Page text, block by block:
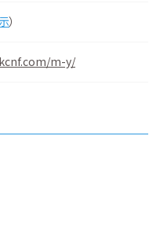
）
m-y/